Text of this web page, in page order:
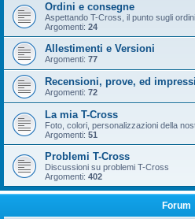
Ordini e consegne
Aspettando T-Cross, il punto sugli
Argomenti: 24
Allestimenti e Versioni
Argomenti: 77
Recensioni, prove, ed
Argomenti: 72
La mia T-Cross
Foto, colori, personalizzazioni della
Argomenti: 51
Problemi T-Cross
Discussioni su problemi T-Cross
Argomenti: 402
Forum